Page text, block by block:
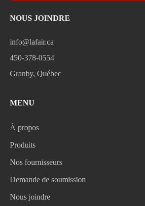
NOUS JOINDRE
info@lafair.ca
450-378-0554
Granby, Québec
MENU
À propos
Produits
Nos fournisseurs
Demande de soumission
Nous joindre